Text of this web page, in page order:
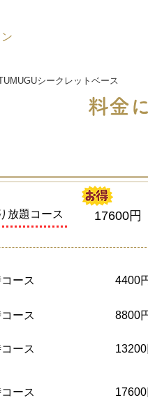
シークレットベース
料金
放題コース ​17600円
ース 4400
ース 8800
ース 13200
ース 17600